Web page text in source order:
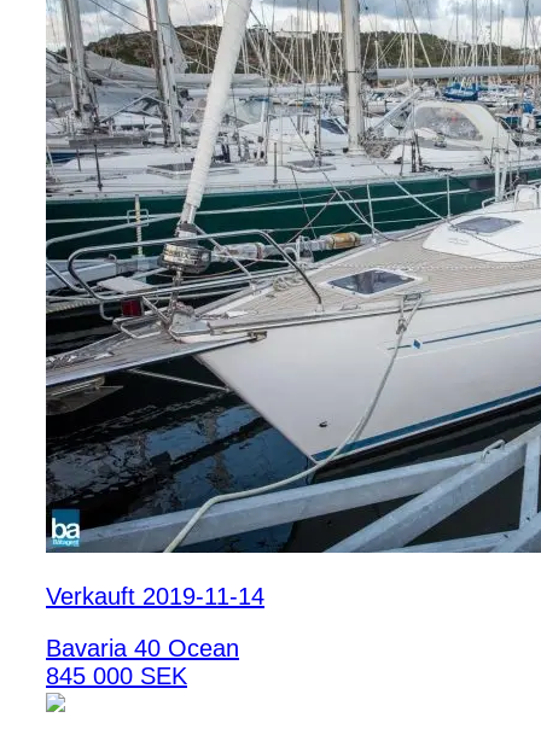
Verkauft 2019-11-14
Bavaria 40 Ocean
845 000 SEK